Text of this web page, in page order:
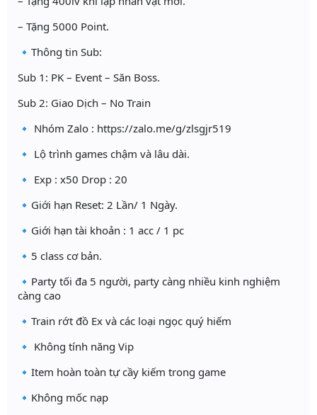
– Tặng 5000 Point.
🔹Thông tin Sub:
Sub 1: PK – Event – Săn Boss.
Sub 2: Giao Dịch – No Train
🔹 Nhóm Zalo : https://zalo.me/g/zlsgjr519
🔹 Lộ trình games chậm và lâu dài.
🔹 Exp : x50 Drop : 20
🔹Giới hạn Reset: 2 Lần/ 1 Ngày.
🔹Giới hạn tài khoản : 1 acc / 1 pc
🔹5 class cơ bản.
🔹Party tối đa 5 người, party càng nhiều kinh nghiệm
càng cao
🔹Train rớt đồ Ex và các loại ngọc quý hiếm
🔹 Không tính năng Vip
🔹Item hoàn toàn tự cầy kiếm trong game
🔹Không mốc nạp